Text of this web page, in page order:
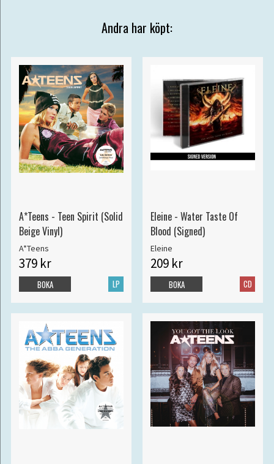
Andra har köpt:
A*Teens - Teen Spirit (Solid
Beige Vinyl)
A*Teens
379 kr
LP
BOKA
Eleine - Water Taste Of
Blood (Signed)
Eleine
209 kr
CD
BOKA